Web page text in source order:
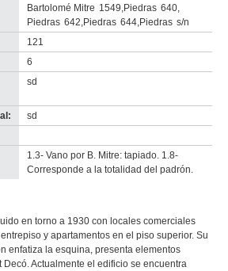
Bartolomé Mitre 1549,Piedras 640,
Piedras 642,Piedras 644,Piedras s/n
121
6
sd
sd
no
info-
1.3- Vano por B. Mitre: tapiado. 1.8-
Corresponde a la totalidad del padrón.
en torno a 1930 con locales comerciales
y apartamentos en el piso superior. Su
enfatiza la esquina, presenta elementos
Actualmente el edificio se encuentra